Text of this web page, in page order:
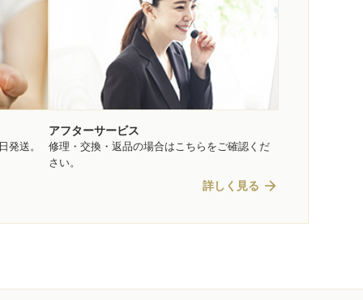
発送。
アフターサービス
修理・交換・返品の場合はこちらをご確認くだ
さい。
詳しく見る arrow_forward